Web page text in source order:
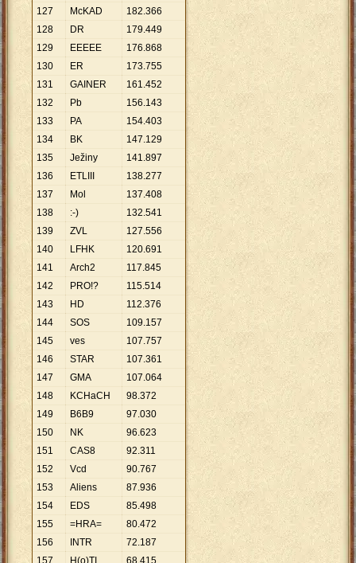
127
McKAD 182.366
128
DR 179.449
129
EEEEE 176.868
130
ER 173.755
131
GAINER 161.452
132
Pb 156.143
133
PA 154.403
134
BK 147.129
135
Ježiny 141.897
136
ETLIII 138.277
137
Mol 137.408
138
:-) 132.541
139
ZVL 127.556
140
LFHK 120.691
141
Arch2 117.845
142
PRO!? 115.514
143
HD 112.376
144
SOS 109.157
145
ves 107.757
146
STAR 107.361
147
GMA 107.064
148
KCHaCH 98.372
149
B6B9 97.030
150
NK 96.623
151
CAS8 92.311
152
Vcd 90.767
153
Aliens 87.936
154
EDS 85.498
155
=HRA= 80.472
156
INTR 72.187